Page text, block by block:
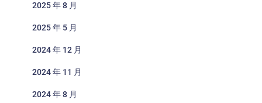
2025 年 8 月
2025 年 5 月
2024 年 12 月
2024 年 11 月
2024 年 8 月